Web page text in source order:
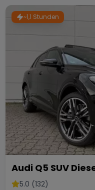
~1,1 Stunden
Audi Q5 SUV
Neu5.0 (132)